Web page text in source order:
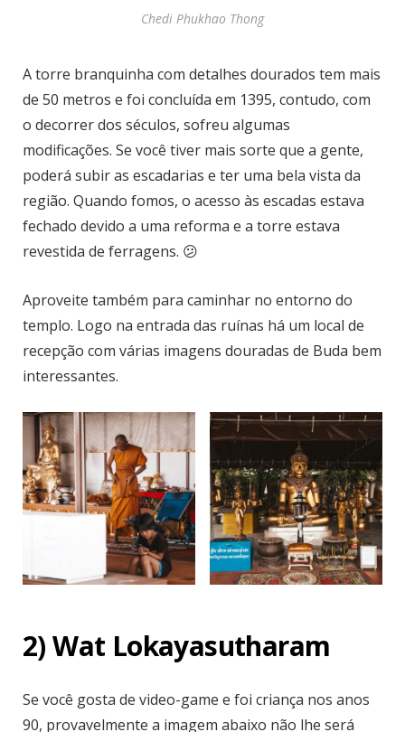
Chedi Phukhao Thong
A torre branquinha com detalhes dourados tem mais
de 50 metros e foi concluída em 1395, contudo, com
o decorrer dos séculos, sofreu algumas
modificações. Se você tiver mais sorte que a gente,
poderá subir as escadarias e ter uma bela vista da
região. Quando fomos, o acesso às escadas estava
fechado devido a uma reforma e a torre estava
revestida de ferragens. 😕
Aproveite também para caminhar no entorno do
templo. Logo na entrada das ruínas há um local de
recepção com várias imagens douradas de Buda bem
interessantes.
2) Wat Lokayasutharam
Se você gosta de video-game e foi criança nos anos
90, provavelmente a imagem abaixo não lhe será